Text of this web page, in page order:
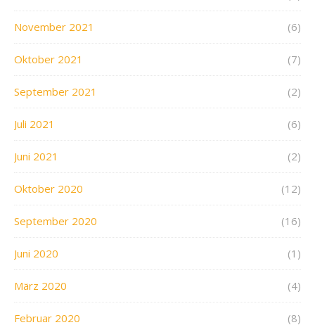
November 2021 (6)
Oktober 2021 (7)
September 2021 (2)
Juli 2021 (6)
Juni 2021 (2)
Oktober 2020 (12)
September 2020 (16)
Juni 2020 (1)
März 2020 (4)
Februar 2020 (8)